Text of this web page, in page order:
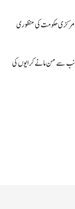
سے من مانے کرایوں کی